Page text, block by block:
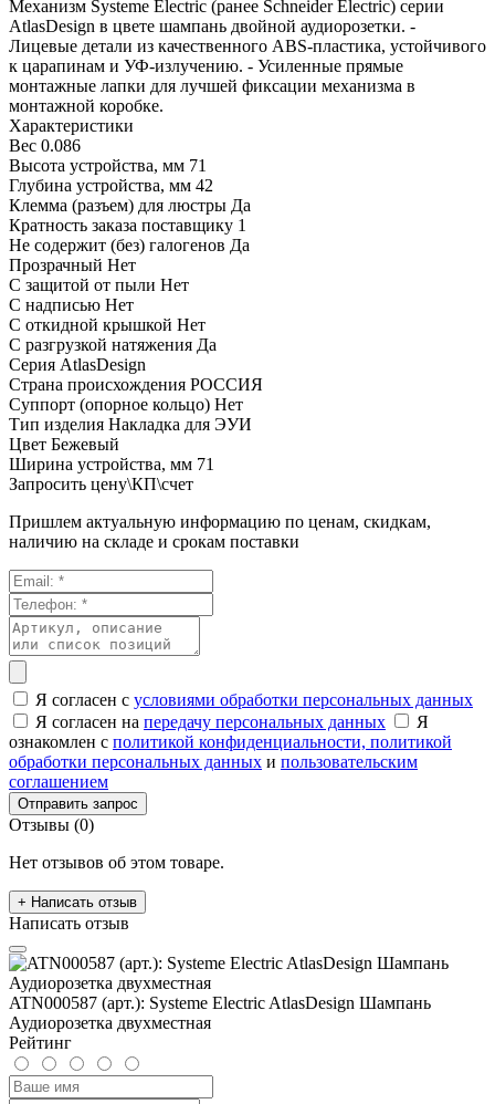
Механизм Systeme Electric (ранее Schneider Electric) серии
AtlasDesign в цвете шампань двойной аудиорозетки. -
Лицевые детали из качественного ABS-пластика, устойчивого
к царапинам и УФ-излучению. - Усиленные прямые
монтажные лапки для лучшей фиксации механизма в
монтажной коробке.
Характеристики
Вес 0.086
Высота устройства, мм 71
Глубина устройства, мм 42
Клемма (разъем) для люстры Да
Кратность заказа поставщику 1
Не содержит (без) галогенов Да
Прозрачный Нет
С защитой от пыли Нет
С надписью Нет
С откидной крышкой Нет
С разгрузкой натяжения Да
Серия AtlasDesign
Страна происхождения РОССИЯ
Суппорт (опорное кольцо) Нет
Тип изделия Накладка для ЭУИ
Цвет Бежевый
Ширина устройства, мм 71
Запросить цену\КП\счет
Пришлем актуальную информацию по ценам, скидкам,
наличию на складе и срокам поставки
Я согласен с условиями обработки персональных данных
Я согласен на передачу персональных данных
Я
ознакомлен с политикой конфиденциальности, политикой
обработки персональных данных и пользовательским
соглашением
Отправить запрос
Отзывы (0)
Нет отзывов об этом товаре.
+ Написать отзыв
Написать отзыв
ATN000587 (арт.): Systeme Electric AtlasDesign Шампань
Аудиорозетка двухместная
Рейтинг